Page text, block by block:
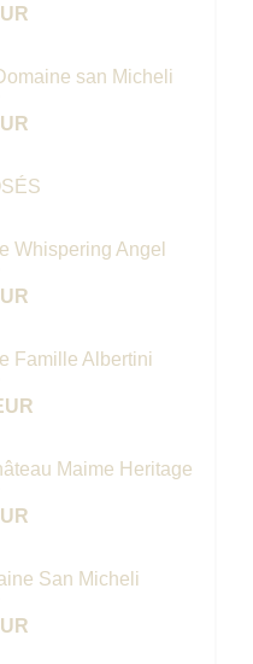
san Micheli
Whispering Angel
Famille Albertini
Maime Heritage
San Micheli